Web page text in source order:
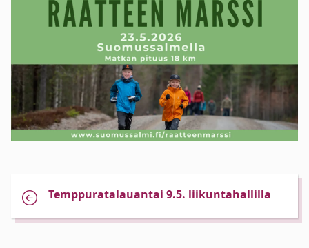
Temppuratalauantai 9.5. liikuntahallilla